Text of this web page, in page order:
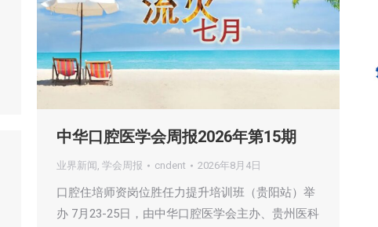
中华口腔医学会周报2026年第15期
业界新闻 , 学会周报 cndent 2026年8月4日
口腔住培师资岗位胜任力提升培训班（贵阳站）举
办 7月23-25日，由中华口腔医学会主办、贵州医科